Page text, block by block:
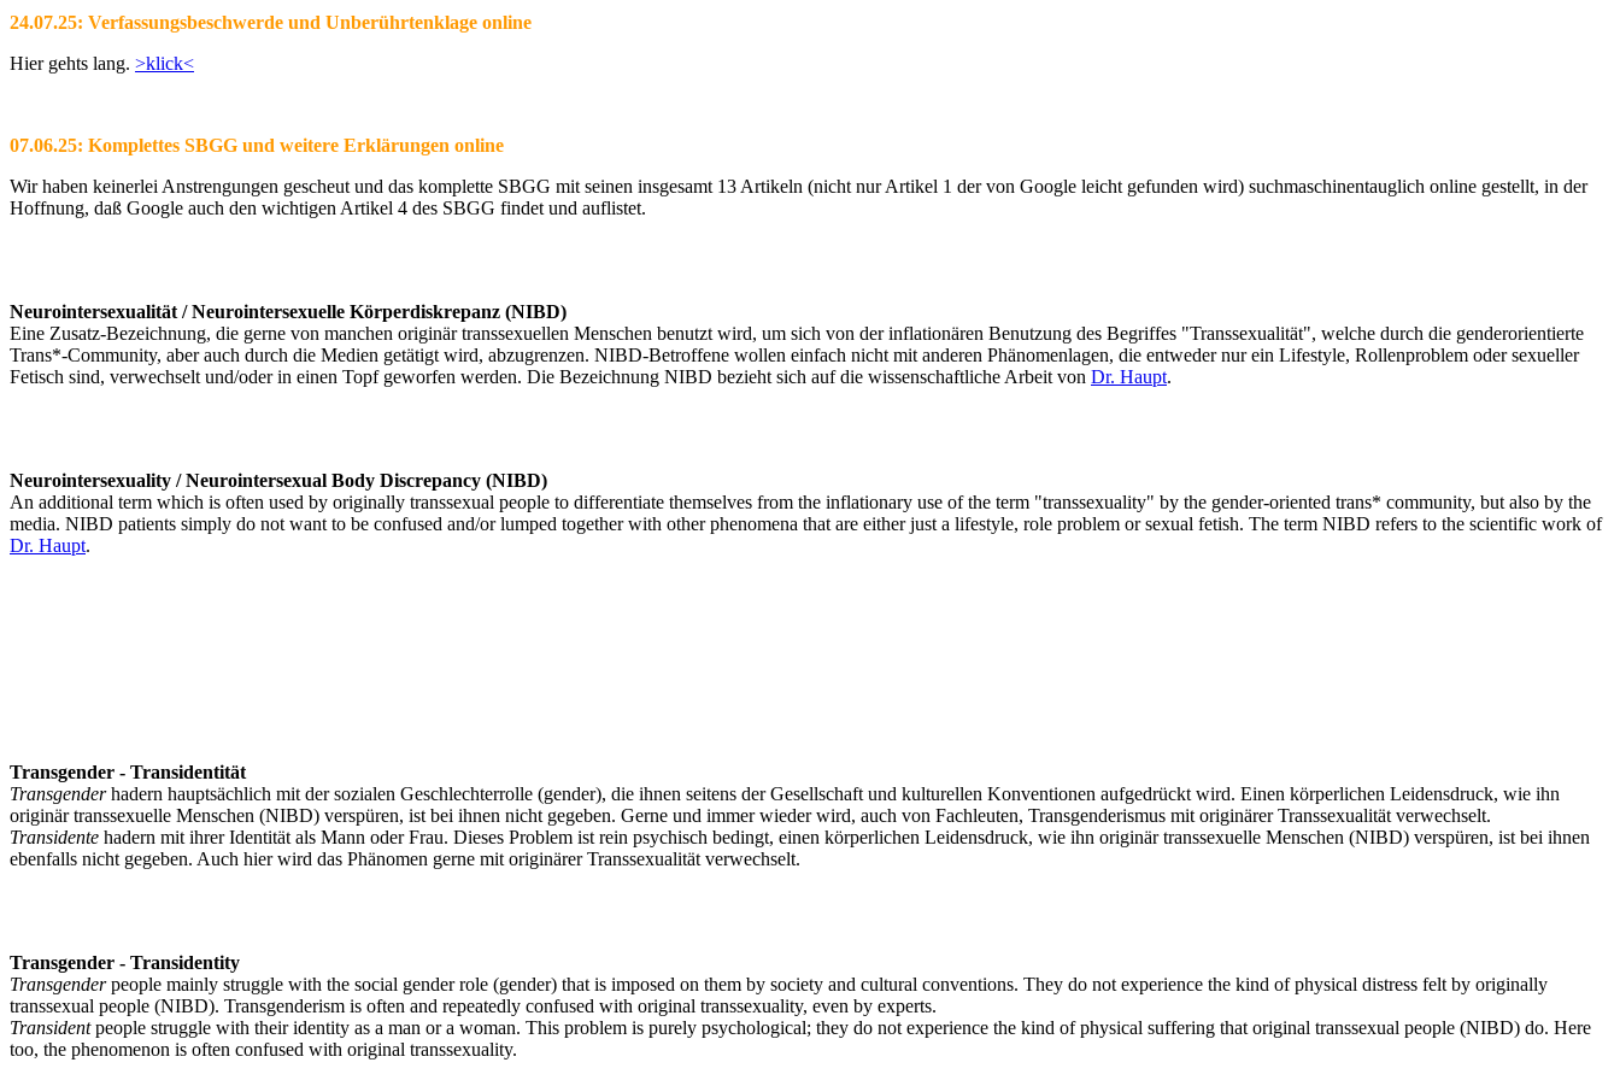
24.07.25: Verfassungsbeschwerde und Unberührtenklage online
Hier gehts lang. >klick<
07.06.25: Komplettes SBGG und weitere Erklärungen online
Wir haben keinerlei Anstrengungen gescheut und das komplette SBGG mit seinen insgesamt 13 Artikeln (nicht nur Artikel 1 der von Google leicht gefunden wird) suchmaschinentauglich online gestellt, in der
Hoffnung, daß Google auch den wichtigen Artikel 4 des SBGG findet und auflistet.
Neurointersexualität / Neurointersexuelle Körperdiskrepanz (NIBD)
Eine Zusatz-Bezeichnung, die gerne von manchen originär transsexuellen Menschen benutzt wird, um sich von der inflationären Benutzung des Begriffes "Transsexualität", welche durch die genderorientierte
Trans*-Community, aber auch durch die Medien getätigt wird, abzugrenzen. NIBD-Betroffene wollen einfach nicht mit anderen Phänomenlagen, die entweder nur ein Lifestyle, Rollenproblem oder sexueller
Fetisch sind, verwechselt und/oder in einen Topf geworfen werden. Die Bezeichnung NIBD bezieht sich auf die wissenschaftliche Arbeit von Dr. Haupt.
Neurointersexuality / Neurointersexual Body Discrepancy (NIBD)
An additional term which is often used by originally transsexual people to differentiate themselves from the inflationary use of the term "transsexuality" by the gender-oriented trans* community, but also by the
media. NIBD patients simply do not want to be confused and/or lumped together with other phenomena that are either just a lifestyle, role problem or sexual fetish. The term NIBD refers to the scientific work of
Dr. Haupt.
Transgender - Transidentität
Transgenderhadern hauptsächlich mit der sozialen Geschlechterrolle (gender), die ihnen seitens der Gesellschaft und kulturellen Konventionen aufgedrückt wird. Einen körperlichen Leidensdruck, wie ihn
originär transsexuelle Menschen (NIBD) verspüren, ist bei ihnen nicht gegeben. Gerne und immer wieder wird, auch von Fachleuten, Transgenderismus mit originärer Transsexualität verwechselt.
Transidente hadern mit ihrer Identität als Mann oder Frau. Dieses Problem ist rein psychisch bedingt, einen körperlichen Leidensdruck, wie ihn originär transsexuelle Menschen (NIBD) verspüren, ist bei ihnen
ebenfalls nicht gegeben. Auch hier wird das Phänomen gerne mit originärer Transsexualität verwechselt.
Transgender - Transidentity
Transgenderpeople mainly struggle with the social gender role (gender) that is imposed on them by society and cultural conventions. They do not experience the kind of physical distress felt by originally
transsexual people (NIBD). Transgenderism is often and repeatedly confused with original transsexuality, even by experts.
Transidentpeople struggle with their identity as a man or a woman. This problem is purely psychological; they do not experience the kind of physical suffering that original transsexual people (NIBD) do. Here
too, the phenomenon is often confused with original transsexuality.